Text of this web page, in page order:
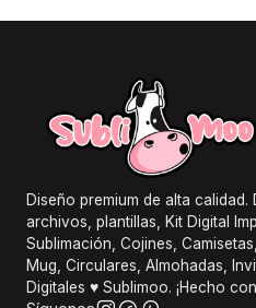
Diseño premium de alta calidad.
archivos, plantillas, Kit Digital
Sublimación, Cojines,
Mug, Circulares, Almohadas,
Digitales ♥ Sublimoo. ¡Hecho